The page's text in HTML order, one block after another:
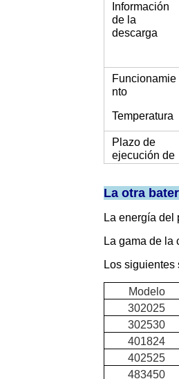
Información
de la
descarga
Funcionamie
nto
Temperatura
Plazo de
ejecución de
La otra
La energía del
La gama de la
Los
Modelo
302025
302530
401824
402525
483450